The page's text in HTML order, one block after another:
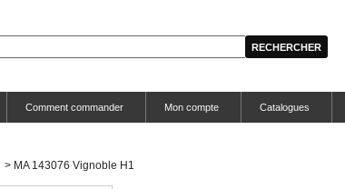
Comment commander Mon compte Catalogues
> MA 143076 Vignoble H1